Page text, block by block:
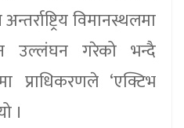
विमानस्थलमा
उल्लंघन गरेको भन्दै
प्राधिकरणले ‘एक्टिभ
।